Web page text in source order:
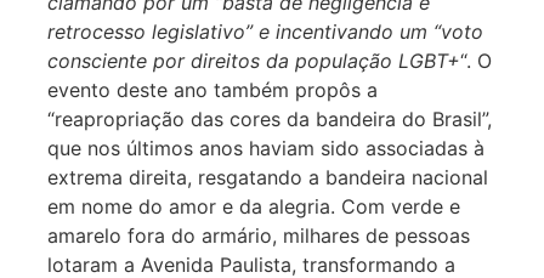
retrocesso legislativo” e incentivando um “voto
consciente por direitos da população LGBT+“. O
evento deste ano também propôs a
“reapropriação das cores da bandeira do Brasil”,
que nos últimos anos haviam sido associadas à
extrema direita, resgatando a bandeira nacional
em nome do amor e da alegria. Com verde e
amarelo fora do armário, milhares de pessoas
lotaram a Avenida Paulista, transformando a